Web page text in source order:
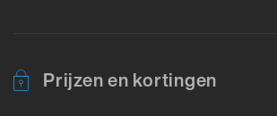
Prijzen en kortingen